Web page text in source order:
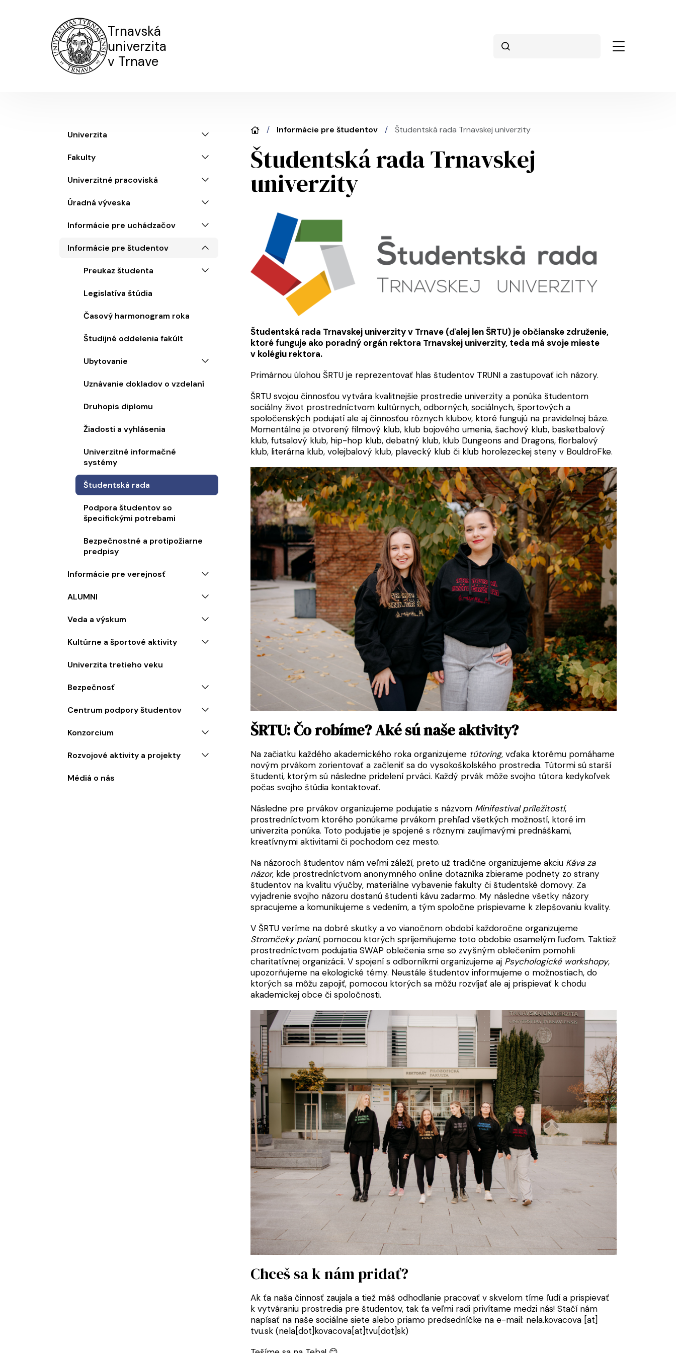
Trnavská
univerzita
v Trnave
Informácie pre študentov Študentská rada Trnavskej univerzity
Študentská rada Trnavskej
univerzity
Študentská rada Trnavskej univerzity v Trnave (ďalej len ŠRTU) je občianske združenie,
ktoré funguje ako poradný orgán rektora Trnavskej univerzity, teda má svoje mieste
v kolégiu rektora.
Primárnou úlohou ŠRTU je reprezentovať hlas študentov TRUNI a zastupovať ich názory.
ŠRTU svojou činnosťou vytvára kvalitnejšie prostredie univerzity a ponúka študentom
sociálny život prostredníctvom kultúrnych, odborných, sociálnych, športových a
spoločenských podujatí ale aj činnosťou rôznych klubov, ktoré fungujú na pravidelnej báze.
Momentálne je otvorený filmový klub, klub bojového umenia, šachový klub, basketbalový
klub, futsalový klub, hip-hop klub, debatný klub, klub Dungeons and Dragons, florbalový
klub, literárna klub, volejbalový klub, plavecký klub či klub horolezeckej steny v BouldroFke.
ŠRTU: Čo robíme? Aké sú naše aktivity?
Na začiatku každého akademického roka organizujeme tútoring, vďaka ktorému pomáhame
novým prvákom zorientovať a začleniť sa do vysokoškolského prostredia. Tútormi sú starší
študenti, ktorým sú následne pridelení prváci. Každý prvák môže svojho tútora kedykoľvek
počas svojho štúdia kontaktovať.
Následne pre prvákov organizujeme podujatie s názvom Minifestival príležitostí,
prostredníctvom ktorého ponúkame prvákom prehľad všetkých možností, ktoré im
univerzita ponúka. Toto podujatie je spojené s rôznymi zaujímavými prednáškami,
kreatívnymi aktivitami či pochodom cez mesto.
Na názoroch študentov nám veľmi záleží, preto už tradične organizujeme akciu Káva za
názor, kde prostredníctvom anonymného online dotazníka zbierame podnety zo strany
študentov na kvalitu výučby, materiálne vybavenie fakulty či študentské domovy. Za
vyjadrenie svojho názoru dostanú študenti kávu zadarmo. My následne všetky názory
spracujeme a komunikujeme s vedením, a tým spoločne prispievame k zlepšovaniu kvality.
V ŠRTU veríme na dobré skutky a vo vianočnom období každoročne organizujeme
Stromčeky prianí, pomocou ktorých spríjemňujeme toto obdobie osamelým ľuďom. Taktiež
prostredníctvom podujatia SWAP oblečenia sme so zvyšným oblečením pomohli
charitatívnej organizácii. V spojení s odborníkmi organizujeme aj Psychologické workshopy,
upozorňujeme na ekologické témy. Neustále študentov informujeme o možnostiach, do
ktorých sa môžu zapojiť, pomocou ktorých sa môžu rozvíjať ale aj prispievať k chodu
akademickej obce či spoločnosti.
Chceš sa k nám pridať?
Ak ťa naša činnosť zaujala a tiež máš odhodlanie pracovať v skvelom tíme ľudí a prispievať
k vytváraniu prostredia pre študentov, tak ťa veľmi radi privítame medzi nás! Stačí nám
napísať na naše sociálne siete alebo priamo predsedníčke na e-mail: nela.kovacova [at]
tvu.sk (nela[dot]kovacova[at]tvu[dot]sk)
Menu
Univerzita
Fakulty
Univerzitné pracoviská
Úradná výveska
Informácie pre uchádzačov
Informácie pre študentov
Preukaz študenta
Legislatíva štúdia
Časový harmonogram roka
Študijné oddelenia fakúlt
Ubytovanie
Uznávanie dokladov o vzdelaní
Druhopis diplomu
Žiadosti a vyhlásenia
Univerzitné informačné
systémy
Študentská rada
Podpora študentov so
špecifickými potrebami
Bezpečnostné a protipožiarne
predpisy
Informácie pre verejnosť
ALUMNI
Veda a výskum
Kultúrne a športové aktivity
Univerzita tretieho veku
Bezpečnosť
Centrum podpory študentov
Konzorcium
Rozvojové aktivity a projekty
Médiá o nás